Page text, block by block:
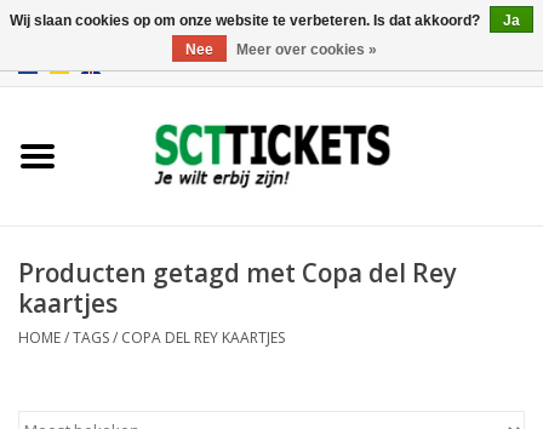
Producten getagd met Copa del Rey
kaartjes
HOME/TAGS/ COPA DEL REY KAARTJES
Wij slaan cookies op om onze website te verbeteren. Is dat akkoord?
Ja
Nee
Meer over cookies »